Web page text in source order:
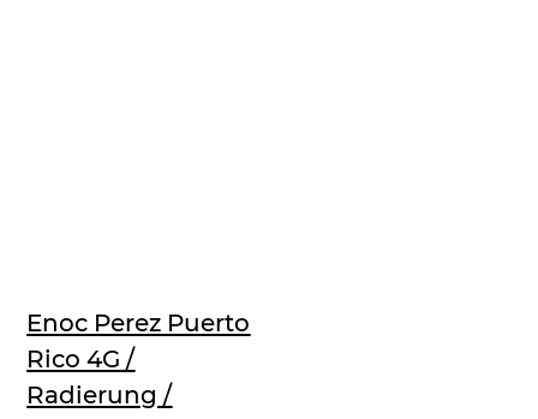
Enoc Perez Puerto
Rico 4G /
Radierung /